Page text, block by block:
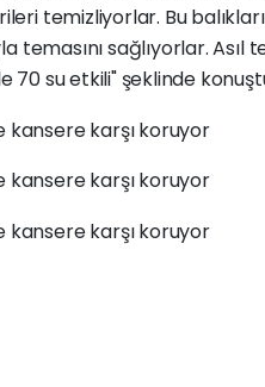
temizliyorlar. Bu
temasını sağlıyorlar.
70 su etkili" şeklinde